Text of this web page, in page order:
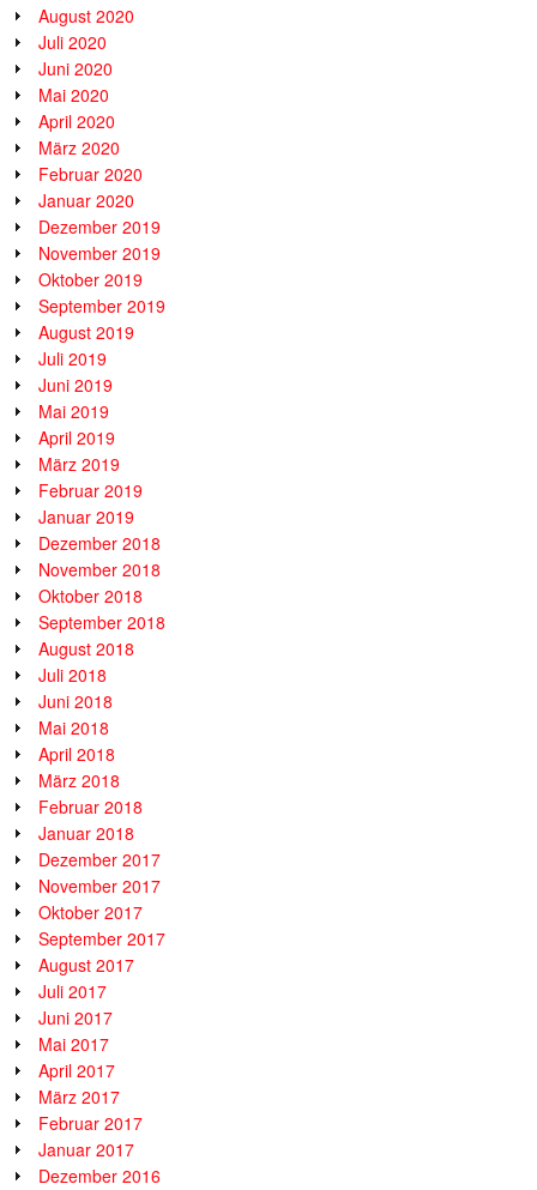
August 2020
Juli 2020
Juni 2020
Mai 2020
April 2020
März 2020
Februar 2020
Januar 2020
Dezember 2019
November 2019
Oktober 2019
September 2019
August 2019
Juli 2019
Juni 2019
Mai 2019
April 2019
März 2019
Februar 2019
Januar 2019
Dezember 2018
November 2018
Oktober 2018
September 2018
August 2018
Juli 2018
Juni 2018
Mai 2018
April 2018
März 2018
Februar 2018
Januar 2018
Dezember 2017
November 2017
Oktober 2017
September 2017
August 2017
Juli 2017
Juni 2017
Mai 2017
April 2017
März 2017
Februar 2017
Januar 2017
Dezember 2016